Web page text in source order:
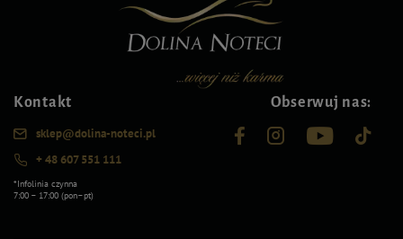
Kontakt
sklep@dolina-noteci.pl
+ 48 607 551 111
*Infolinia czynna
7:00 – 17:00 (pon–pt)
Obserwuj nas: